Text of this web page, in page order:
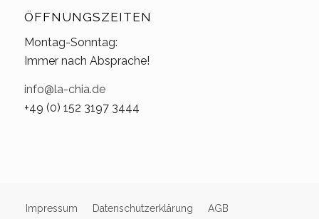
ÖFFNUNGSZEITEN
Montag-Sonntag:
Immer nach Absprache!
info@la-chia.de
+49 (0) 152 3197 3444
Impressum Datenschutzerklärung AGB